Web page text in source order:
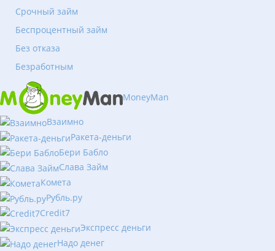
Срочный займ
Беспроцентный займ
Без отказа
Безработным
MoneyMan
Взаимно
Ракета-деньги
Бери Бабло
Слава Займ
Комета
Рубль.ру
Сredit7
Экспресс деньги
Надо денег